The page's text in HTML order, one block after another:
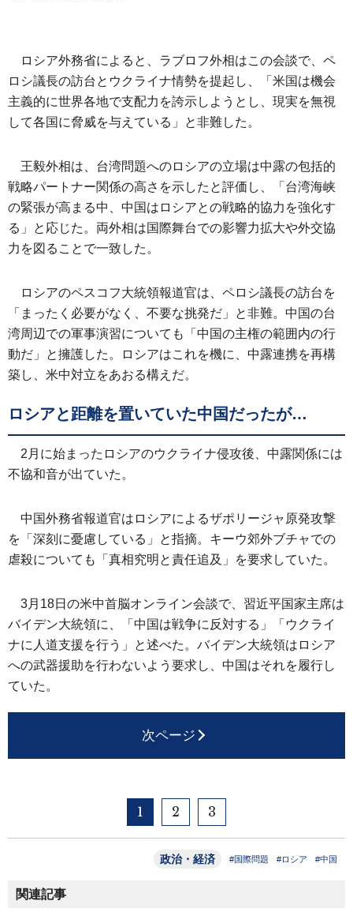
ロシア外務省によると、ラブロフ外相はこの会談で、ペ
ロシ議長の訪台とウクライナ情勢を提起し、「米国は機会
主義的に世界各地で支配力を誇示しようとし、現実を無視
して各国に脅威を与えている」と非難した。
王毅外相は、台湾問題へのロシアの立場は中露の包括的
戦略パートナー関係の高さを示したと評価し、「台湾海峡
の緊張が高まる中、中国はロシアとの戦略的協力を強化す
る」と応じた。両外相は国際舞台での影響力拡大や外交協
力を図ることで一致した。
ロシアのペスコフ大統領報道官は、ペロシ議長の訪台を
「まったく必要がなく、不要な挑発だ」と非難。中国の台
湾周辺での軍事演習についても「中国の主権の範囲内の行
動だ」と擁護した。ロシアはこれを機に、中露連携を再構
築し、米中対立をあおる構えだ。
ロシアと距離を置いていた中国だったが…
2月に始まったロシアのウクライナ侵攻後、中露関係には
不協和音が出ていた。
中国外務省報道官はロシアによるザポリージャ原発攻撃
を「深刻に憂慮している」と指摘。キーウ郊外ブチャでの
虐殺についても「真相究明と責任追及」を要求していた。
3月18日の米中首脳オンライン会談で、習近平国家主席は
バイデン大統領に、「中国は戦争に反対する」「ウクライ
ナに人道支援を行う」と述べた。バイデン大統領はロシア
への武器援助を行わないよう要求し、中国はそれを履行し
ていた。
次ページ
1 2 3
政治・経済 #国際問題 #ロシア #中国
関連記事